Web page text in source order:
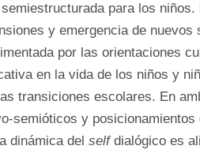
para los niños.
y emergencia de nuevos
por las orientaciones
en la vida de los niños y
transiciones escolares. En
semióticos y
dinámica del self dialógico es